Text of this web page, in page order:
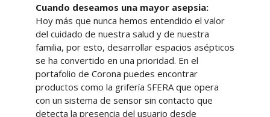
Cuando deseamos una mayor asepsia:
Hoy más que nunca hemos entendido el valor
del cuidado de nuestra salud y de nuestra
familia, por esto, desarrollar espacios asépticos
se ha convertido en una prioridad. En el
portafolio de Corona puedes encontrar
productos como la grifería SFERA que opera
con un sistema de sensor sin contacto que
detecta la presencia del usuario desde